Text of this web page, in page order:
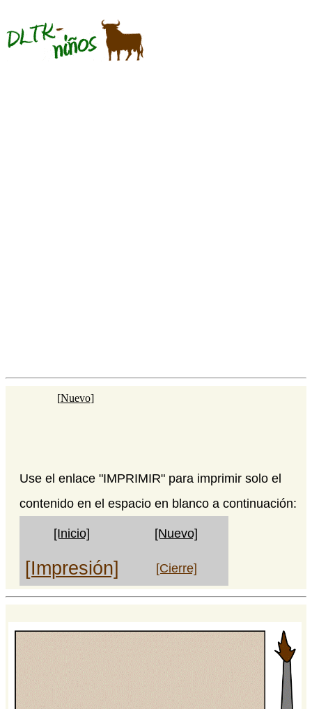
[Nuevo]
Use el enlace "IMPRIMIR" para imprimir solo el
contenido en el espacio en blanco a continuación:
[Inicio] [Nuevo]
[Impresión] [Cierre]